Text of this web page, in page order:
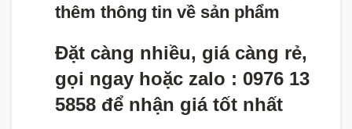
thêm thông tin về sản phẩm
Đặt càng nhiều, giá càng rẻ,
gọi ngay hoặc zalo : 0976 13
5858 để nhận giá tốt nhất